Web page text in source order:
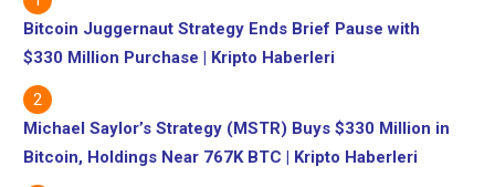
Bitcoin Juggernaut Strategy Ends Brief Pause with
$330 Million Purchase | Kripto Haberleri
Michael Saylor’s Strategy (MSTR) Buys $330 Million in
Bitcoin, Holdings Near 767K BTC | Kripto Haberleri